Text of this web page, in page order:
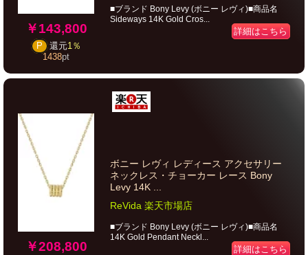
￥143,800
P 還元1％
1438pt
■ブランド Bony Levy (ボニー レヴィ)■商品名
Sideways 14K Gold Cros...
詳細はこちら
￥208,800
ボニー レヴィ レディース アクセサリー
ネックレス・チョーカー レース Bony
Levy 14K ...
ReVida 楽天市場店
■ブランド Bony Levy (ボニー レヴィ)■商品名
14K Gold Pendant Neckl...
詳細はこちら